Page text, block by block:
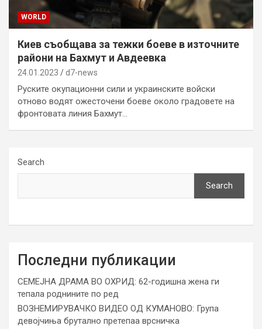
WORLD
Киев съобщава за тежки боеве в източните
райони на Бахмут и Авдеевка
24.01.2023 d7-news
Руските окупационни сили и украинските войски
отново водят ожесточени боеве около градовете на
фронтовата линия Бахмут…
Search
Search
Последни публикации
СЕМЕЈНА ДРАМА ВО ОХРИД: 62-годишна жена ги
тепала роднините по ред
ВОЗНЕМИРУВАЧКО ВИДЕО ОД КУМАНОВО: Група
девојчиња брутално претепаа врсничка